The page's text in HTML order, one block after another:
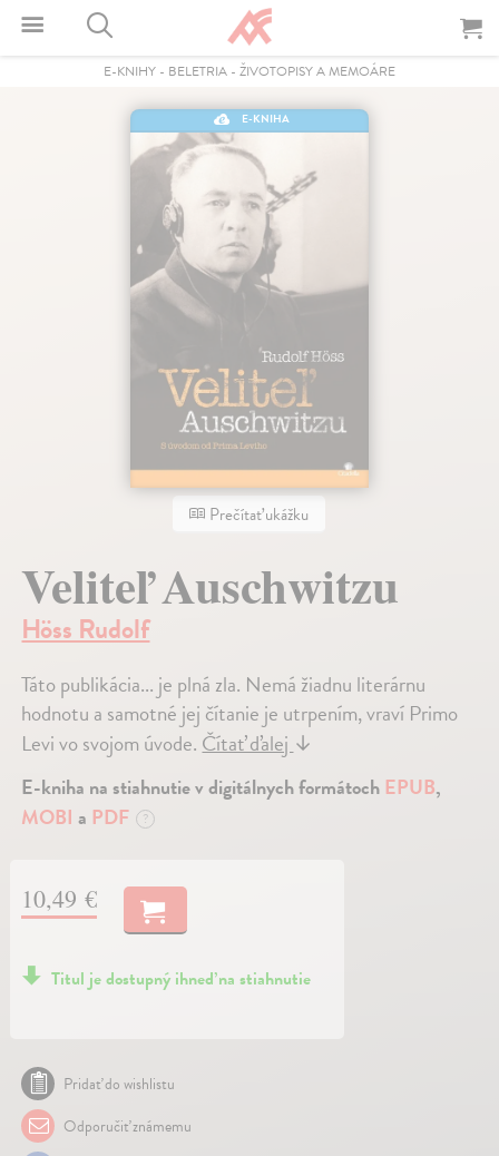
E-KNIHY - BELETRIA - ŽIVOTOPISY A MEMOÁRE
E-KNIHA
Prečítať ukážku
Veliteľ Auschwitzu
Höss Rudolf
Táto publikácia... je plná zla. Nemá žiadnu literárnu
hodnotu a samotné jej čítanie je utrpením, vraví Primo
Levi vo svojom úvode.Čítať ďalej↓
E-kniha na stiahnutie v digitálnych formátoch EPUB,
MOBI a PDF ?
10,49 €
Titul je dostupný ihneď na stiahnutie
Pridať do wishlistu
Odporučiť známemu